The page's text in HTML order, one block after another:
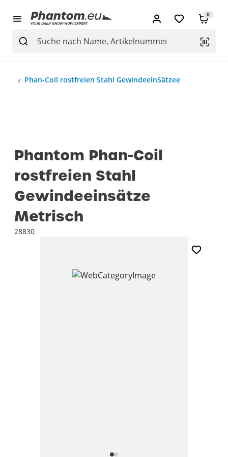
0
Phan-Coil rostfreien Stahl GewindeeinSätzee
Phantom Phan-Coil
rostfreien Stahl
Gewindeeinsätze
Metrisch
28830